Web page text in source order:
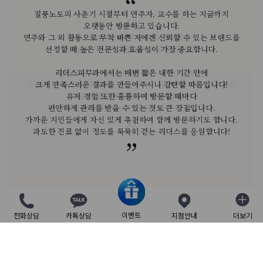
질풍노도의 사춘기 시절부터 연주자, 교수를 하는 지금까지
오랫동안 방문하고 있습니다.
연주와 그 외 활동으로 무척 바쁜 저에겐 신뢰할 수 있는 브랜드를
선정할 때 높은 전문성과 효율성이 가장 중요합니다.
리더스피부과에서는 매번 짧은 내한 기간 안에
크게 만족스러운 결과를 만들어주시니 감탄할 따름입니다!
유저 경험 또한 훌륭하여 방문할 때마다
편안하게 관리를 받을 수 있는 것도 큰 장점입니다.
가까운 지인들에게 자신 있게 추천하여 함께 방문하기도 합니다.
과도한 진료 없이 정도를 묵묵히 걷는 리더스를 응원합니다!
리더스피부과는 섬세하고 정확한 진단을 통해
맞춤 치료를 제공하며,언제나 따뜻한 쉼터로 기억됩니다.
피부과 전문의라는 전문성을 살려 여드름, 지성, 홍조, 탄력 등
다양한 피부 고민에도 개인별 맞춤 치료를 제공하는
리더스피부과이기에 주변 지인들에게도 추천하고 있습니다.
이십여 년 이상 리더스피부과를 찾으면서 느낀 바는
피부과에서 적극적으로 치료를 받는 것은
나 자신에 대한 관리를 통해 긍정적인 마음을 주고,
타인에게까지 이러한 자세를 드러내게 한다는 것입니다.
나뿐이 아닌 상대방에게 이런 에너지를 전달하고
넓게 보아 사회 전반에까지 상승 효과를 주는
긍정적인 시너지가 있다고 생각합니다.
아름다운 피부는 삶에 자신감을 불어넣고 생동감을 줄 수 있습니다.
리더스피부과의 장인 정신을 가진 원장님들의 ‘손맛’은
피부의 자생력과 본래의 힘을 키우고 밸런스가 유지될 수 있도록
과학적인 피부 과학 매커니즘을 개입시켜 기능을 보완한다면
삶의 질에 대한 개선도 찾아오리라 생각합니다.
우리가 상상할 수 있는 가장 최선의 피부 상태를 상정하고
실현 가능한 미래가치를 구현하는 리더스피부과는
‘유토피아’라고 표현해 보고 싶습니다.
지적인 원장님들과 연구개발과 혁신의 노력을 멈추지 않는 의료진은
리더스피부과에 대한 신뢰를 높여 줍니다
리더스피부과를 한 단어로 정의하면
‘진심’이라는 단어를 골라보고 싶습니다.
끊임없는 연구와 발전을 통해 개개인을 위한
진심 어린 진료를 진행하고 고급스러운 아름다움의 가치를 담은
치료를 받을 수 있는 리더스피부과는
더욱 신뢰할 수 있는 곳이라는 생각이 듭니다.
질풍노도의 사춘기 시절부터 연주자, 교수를 하는 지금까지
오랫동안 방문하고 있습니다.
연주와 그 외 활동으로 무척 바쁜 저에겐 신뢰할 수 있는 브랜드를
선정할 때 높은 전문성과 효율성이 가장 중요합니다.
리더스피부과에서는 매번 짧은 내한 기간 안에
크게 만족스러운 결과를 만들어주시니 감탄할 따름입니다!
유저 경험 또한 훌륭하여 방문할 때마다
편안하게 관리를 받을 수 있는 것도 큰 장점입니다.
가까운 지인들에게 자신 있게 추천하여 함께 방문하기도 합니다.
과도한 진료 없이 정도를 묵묵히 걷는 리더스를 응원합니다!
리더스피부과는 섬세하고 정확한 진단을 통해
맞춤 치료를 제공하며,언제나 따뜻한 쉼터로 기억됩니다.
피부과 전문의라는 전문성을 살려 여드름, 지성, 홍조, 탄력 등
다양한 피부 고민에도 개인별 맞춤 치료를 제공하는
리더스피부과이기에 주변 지인들에게도 추천하고 있습니다.
닫기
전화상담 카톡상담 이벤트 지점안내 더보기